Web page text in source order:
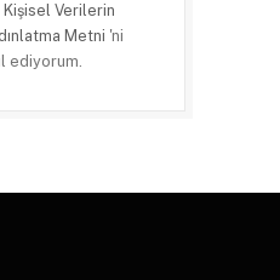
Kişisel Verilerin
Metni 'ni
ediyorum.